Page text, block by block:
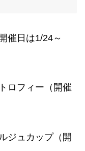
催日は1/24～
ロフィー（開催
ジュカップ（開